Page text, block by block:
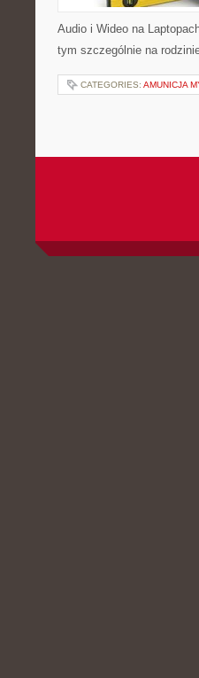
Audio i Wideo na
tym szczególnie na
CATEGORIES: AMUNICJA